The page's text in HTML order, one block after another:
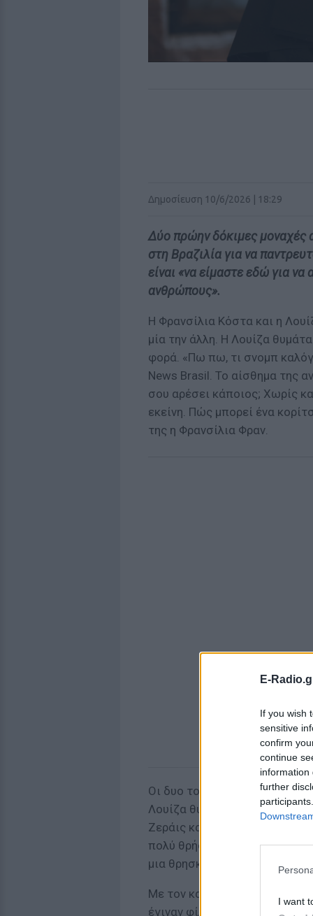
E-
If you wish
sensitive
confirm
continue
information
further
I want
Δημοσίευση 10/6/2026 | 18:29
Δύο πρώην δόκιμες μοναχές
στη Βραζιλία για να
είναι «να είμαστε εδώ για
ανθρώπους».
Η Φρανσίλια Κόστα και η
μία την άλλη. Η Λουίζα
φορά. «Πω πω, τι σνομπ
News Brasil. Το αίσθημα της
σου αρέσει κάποιος; Χωρίς
εκείνη. Πώς μπορεί ένα
της η Φρανσίλια Φραν.
Οι δυο τους μπήκαν στο
Λουίζα θυμάται πως ένιωθε
Ζεράις και ένα κάλεσμα να
πολύ θρήσκους παππούδες
μια θρησκευτική αποστολή
Με τον καιρό, η αμοιβαία
έγιναν φίλες. «Μπήκαμε στο